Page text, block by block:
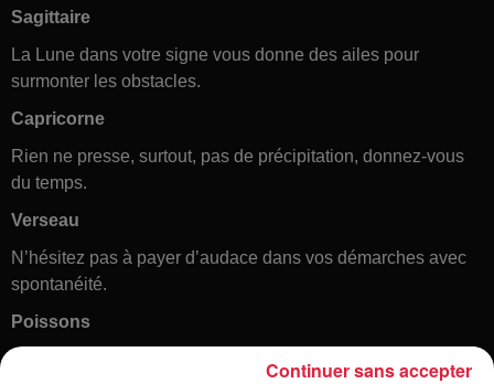
Sagittaire
La Lune dans votre signe vous donne des ailes pour
surmonter les obstacles.
Capricorne
Rien ne presse, surtout, pas de précipitation, donnez-vous
du temps.
Verseau
N’hésitez pas à payer d’audace dans vos démarches avec
spontanéité.
Poissons
Continuer sans accepter